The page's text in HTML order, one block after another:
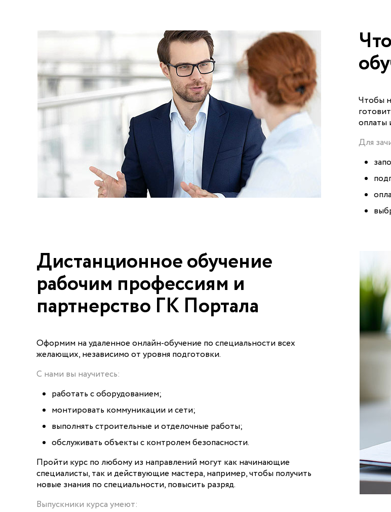
Чтобы
оплаты
Для
Дистанционное обучение
рабочим профессиям и
партнерство ГК Портала
Оформим на удаленное онлайн-обучение по специальности всех
желающих, независимо от уровня подготовки.
С нами вы научитесь:
работать с оборудованием;
монтировать коммуникации и сети;
выполнять строительные и отделочные работы;
обслуживать объекты с контролем безопасности.
Пройти курс по любому из направлений могут как начинающие
специалисты, так и действующие мастера, например, чтобы получить
новые знания по специальности, повысить разряд.
Выпускники курса умеют: